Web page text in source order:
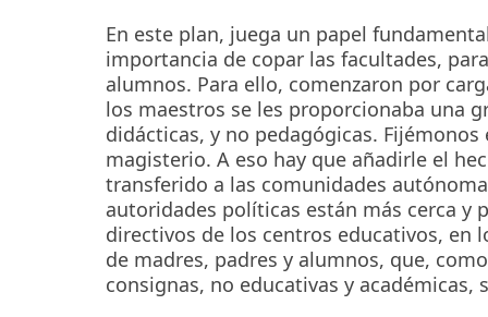
En este plan, juega un papel
importancia de copar las facultades,
alumnos. Para ello, comenzaron por
los maestros se les proporcionaba una
didácticas, y no pedagógicas.
magisterio. A eso hay que añadirle el
transferido a las comunidades
autoridades políticas están más cerca y
directivos de los centros educativos, en
de madres, padres y alumnos, que,
consignas, no educativas y